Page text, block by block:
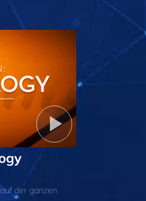
der ganzen